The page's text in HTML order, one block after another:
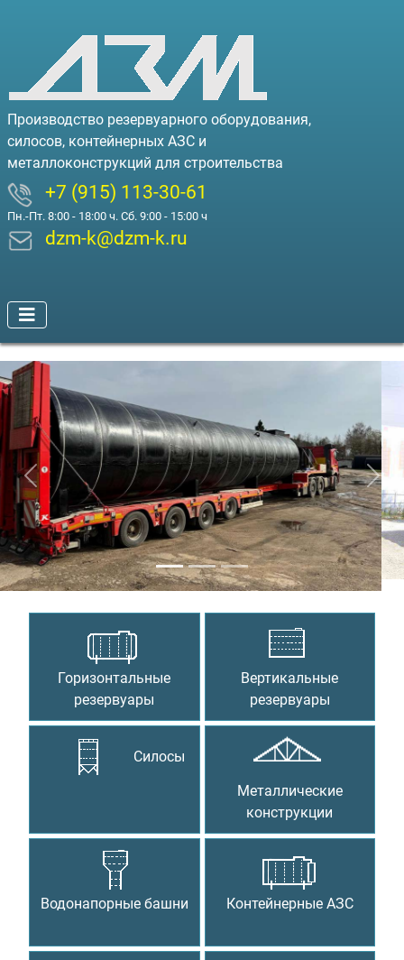
Производство резервуарного оборудования,
силосов, контейнерных АЗС и
металлоконструкций для строительства
+7 (915) 113-30-61
Пн.-Пт. 8:00 - 18:00 ч. Сб. 9:00 - 15:00 ч
dzm-k@dzm-k.ru
Предыдущий
Горизонтальные
резервуары
резервуары
конструкции
Водонапорные башни Контейнерные АЗС